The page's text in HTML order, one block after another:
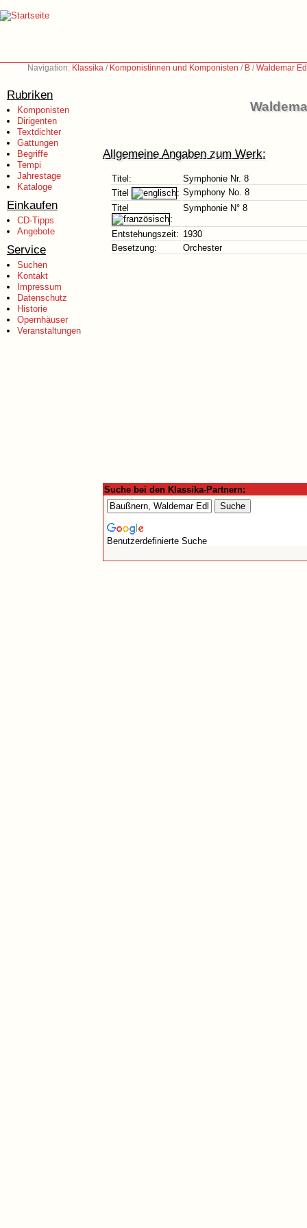
Navigation: Klassika / Komponistinnen und Komponisten / B /Waldemar
Rubriken
Komponisten
Dirigenten
Textdichter
Gattungen
Begriffe
Tempi
Jahrestage
Kataloge
Einkaufen
CD-Tipps
Angebote
Service
Suchen
Kontakt
Impressum
Datenschutz
Historie
Opernhäuser
Veranstaltungen
Allgemeine Angaben zum Werk:
Titel:
Symphonie Nr. 8
Titel
: Symphony No. 8
Titel
:
Symphonie N° 8
Entstehungszeit: 1930
Besetzung:
Orchester
Suche bei den Klassika-Partnern:
Benutzerdefinierte Suche